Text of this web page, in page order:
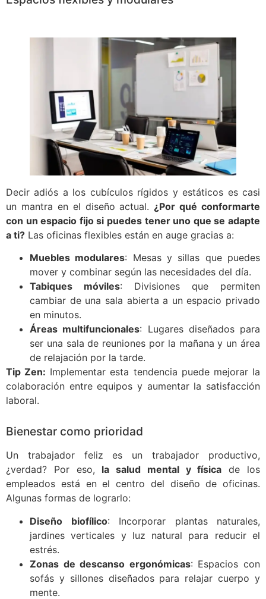
Decir adiós a los cubículos rígidos y estáticos es casi
un mantra en el diseño actual. ¿Por qué conformarte
con un espacio fijo si puedes tener uno que se adapte
a ti? Las oficinas flexibles están en auge gracias a:
Muebles modulares: Mesas y sillas que puedes
mover y combinar según las necesidades del día.
Tabiques móviles: Divisiones que permiten
cambiar de una sala abierta a un espacio privado
en minutos.
Áreas multifuncionales: Lugares diseñados para
ser una sala de reuniones por la mañana y un área
de relajación por la tarde.
Tip Zen: Implementar esta tendencia puede mejorar la
colaboración entre equipos y aumentar la satisfacción
laboral.
Bienestar como prioridad
Un trabajador feliz es un trabajador productivo,
¿verdad? Por eso, la salud mental y física de los
empleados está en el centro del diseño de oficinas.
Algunas formas de lograrlo:
Diseño biofílico: Incorporar plantas naturales,
jardines verticales y luz natural para reducir el
estrés.
Zonas de descanso ergonómicas: Espacios con
sofás y sillones diseñados para relajar cuerpo y
mente.